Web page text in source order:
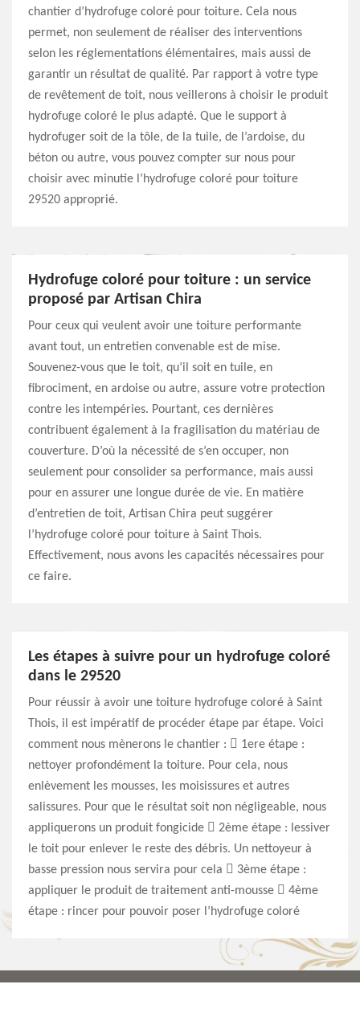
chantier d’hydrofuge coloré pour toiture. Cela nous
permet, non seulement de réaliser des interventions
selon les réglementations élémentaires, mais aussi de
garantir un résultat de qualité. Par rapport à votre type
de revêtement de toit, nous veillerons à choisir le produit
hydrofuge coloré le plus adapté. Que le support à
hydrofuger soit de la tôle, de la tuile, de l’ardoise, du
béton ou autre, vous pouvez compter sur nous pour
choisir avec minutie l’hydrofuge coloré pour toiture
29520 approprié.
Hydrofuge coloré pour toiture : un service
proposé par Artisan Chira
Pour ceux qui veulent avoir une toiture performante
avant tout, un entretien convenable est de mise.
Souvenez-vous que le toit, qu’il soit en tuile, en
fibrociment, en ardoise ou autre, assure votre protection
contre les intempéries. Pourtant, ces dernières
contribuent également à la fragilisation du matériau de
couverture. D’où la nécessité de s’en occuper, non
seulement pour consolider sa performance, mais aussi
pour en assurer une longue durée de vie. En matière
d’entretien de toit, Artisan Chira peut suggérer
l’hydrofuge coloré pour toiture à Saint Thois.
Effectivement, nous avons les capacités nécessaires pour
ce faire.
Les étapes à suivre pour un hydrofuge coloré
dans le 29520
Pour réussir à avoir une toiture hydrofuge coloré à Saint
Thois, il est impératif de procéder étape par étape. Voici
comment nous mènerons le chantier :  1ere étape :
nettoyer profondément la toiture. Pour cela, nous
enlèvement les mousses, les moisissures et autres
salissures. Pour que le résultat soit non négligeable, nous
appliquerons un produit fongicide  2ème étape : lessiver
le toit pour enlever le reste des débris. Un nettoyeur à
basse pression nous servira pour cela  3ème étape :
appliquer le produit de traitement anti-mousse  4ème
étape : rincer pour pouvoir poser l’hydrofuge coloré